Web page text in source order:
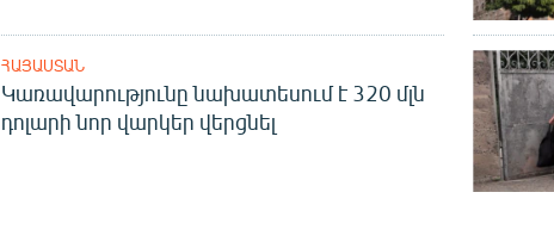
ՀԱՅԱՍՏԱՆ
Կառավարությունը նախատեսում է 320 մլն
դոլարի նոր վարկեր վերցնել